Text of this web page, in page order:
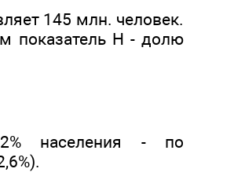
145 млн. человек.
показатель Н - долю
населения - по